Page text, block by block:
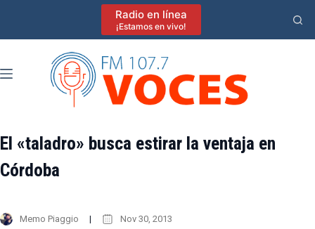
Radio en línea
¡Estamos en vivo!
El «taladro» busca estirar la ventaja en
Córdoba
Memo Piaggio Nov 30, 2013